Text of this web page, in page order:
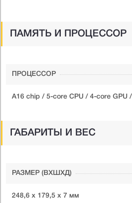
ПАМЯТЬ И ПРОЦЕССОР
ПРОЦЕССОР
A16 chip / 5-core CPU / 4-core GPU
ГАБАРИТЫ И ВЕС
РАЗМЕР (ВXШXД)
248,6 x 179,5 x 7 мм